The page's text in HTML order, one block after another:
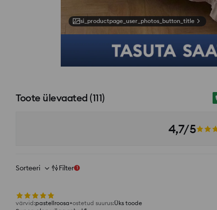
si_productpage_user_photos_button_title
Toote ülevaated (111)
4,7/5
Sorteeri Filter 1
värvid:pastellroosa ostetud suurus:Üks toode